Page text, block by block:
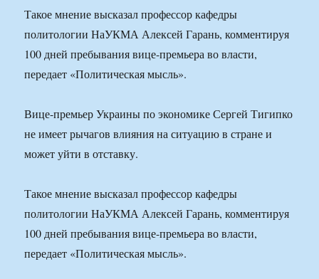
Такое мнение высказал профессор кафедры
политологии НаУКМА Алексей Гарань, комментируя
100 дней пребывания вице-премьера во власти,
передает «Политическая мысль».
Вице-премьер Украины по экономике Сергей Тигипко
не имеет рычагов влияния на ситуацию в стране и
может уйти в отставку.
Такое мнение высказал профессор кафедры
политологии НаУКМА Алексей Гарань, комментируя
100 дней пребывания вице-премьера во власти,
передает «Политическая мысль».